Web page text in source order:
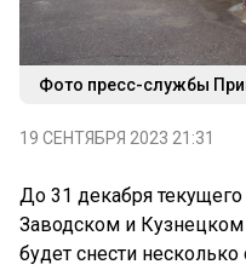
Фото пресс-службы
19 СЕНТЯБРЯ 2023 21:31
До 31 декабря
Заводском и
будет снести